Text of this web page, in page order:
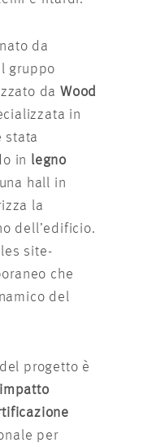
da
gruppo
da Wood
in
stata
in legno
hall in
la
dell’edificio.
site-
che
del
progetto è
per